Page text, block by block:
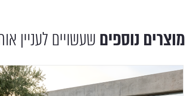
מוצרים נוספים שעשויים לעניין